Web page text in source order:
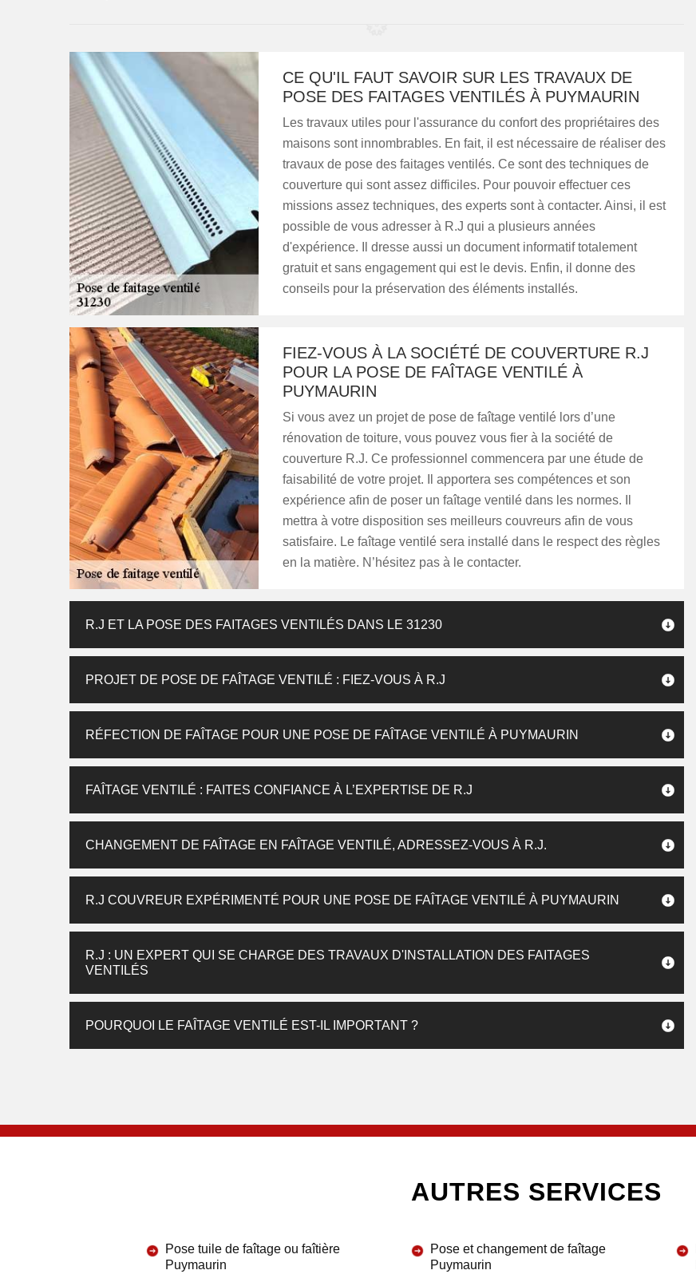
CE QU'IL FAUT SAVOIR SUR LES TRAVAUX DE
POSE DES FAITAGES VENTILÉS À PUYMAURIN
Les travaux utiles pour l'assurance du confort des propriétaires des
maisons sont innombrables. En fait, il est nécessaire de réaliser des
travaux de pose des faitages ventilés. Ce sont des techniques de
couverture qui sont assez difficiles. Pour pouvoir effectuer ces
missions assez techniques, des experts sont à contacter. Ainsi, il est
possible de vous adresser à R.J qui a plusieurs années
d'expérience. Il dresse aussi un document informatif totalement
gratuit et sans engagement qui est le devis. Enfin, il donne des
conseils pour la préservation des éléments installés.
FIEZ-VOUS À LA SOCIÉTÉ DE COUVERTURE R.J
POUR LA POSE DE FAÎTAGE VENTILÉ À
PUYMAURIN
Si vous avez un projet de pose de faîtage ventilé lors d’une
rénovation de toiture, vous pouvez vous fier à la société de
couverture R.J. Ce professionnel commencera par une étude de
faisabilité de votre projet. Il apportera ses compétences et son
expérience afin de poser un faîtage ventilé dans les normes. Il
mettra à votre disposition ses meilleurs couvreurs afin de vous
satisfaire. Le faîtage ventilé sera installé dans le respect des règles
en la matière. N’hésitez pas à le contacter.
R.J ET LA POSE DES FAITAGES VENTILÉS DANS LE 31230
PROJET DE POSE DE FAÎTAGE VENTILÉ : FIEZ-VOUS À R.J
RÉFECTION DE FAÎTAGE POUR UNE POSE DE FAÎTAGE VENTILÉ À PUYMAURIN
FAÎTAGE VENTILÉ : FAITES CONFIANCE À L’EXPERTISE DE R.J
CHANGEMENT DE FAÎTAGE EN FAÎTAGE VENTILÉ, ADRESSEZ-VOUS À R.J.
R.J COUVREUR EXPÉRIMENTÉ POUR UNE POSE DE FAÎTAGE VENTILÉ À PUYMAURIN
R.J : UN EXPERT QUI SE CHARGE DES TRAVAUX D'INSTALLATION DES FAITAGES
VENTILÉS
POURQUOI LE FAÎTAGE VENTILÉ EST-IL IMPORTANT ?
AUTRES SERVICES
Pose tuile de faîtage ou faîtière
Puymaurin
Pose et changement de faîtage
Puymaurin